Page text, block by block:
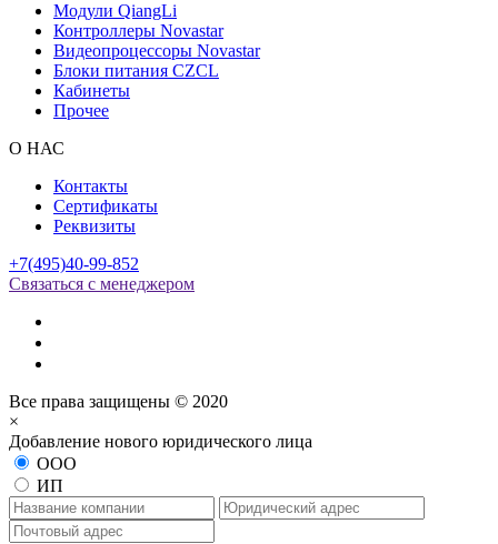
Модули QiangLi
Контроллеры Novastar
Видеопроцессоры Novastar
Блоки питания CZCL
Кабинеты
Прочее
О НАС
Контакты
Сертификаты
Реквизиты
+7(495)40-99-852
Связаться с менеджером
Все права защищены © 2020
×
Добавление нового юридического лица
ООО
ИП